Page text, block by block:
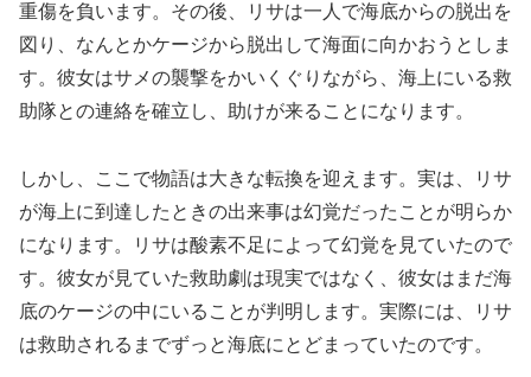
重傷を負います。その後、リサは一人で海底からの脱出を
図り、なんとかケージから脱出して海面に向かおうとしま
す。彼女はサメの襲撃をかいくぐりながら、海上にいる救
助隊との連絡を確立し、助けが来ることになります。
しかし、ここで物語は大きな転換を迎えます。実は、リサ
が海上に到達したときの出来事は幻覚だったことが明らか
になります。リサは酸素不足によって幻覚を見ていたので
す。彼女が見ていた救助劇は現実ではなく、彼女はまだ海
底のケージの中にいることが判明します。実際には、リサ
は救助されるまでずっと海底にとどまっていたのです。